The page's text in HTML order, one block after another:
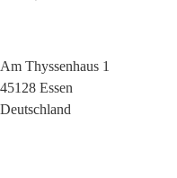
Am Thyssenhaus 1
45128 Essen
Deutschland